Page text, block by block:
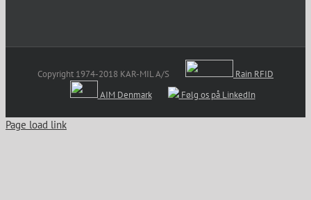
Copyright 1974-2018 KAR-MIL A/S
Rain RFID
AIM Denmark
Følg os på LinkedIn
Page load link